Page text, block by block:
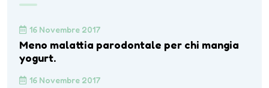
16 Novembre 2017
Meno malattia parodontale per chi mangia
yogurt.
16 Novembre 2017